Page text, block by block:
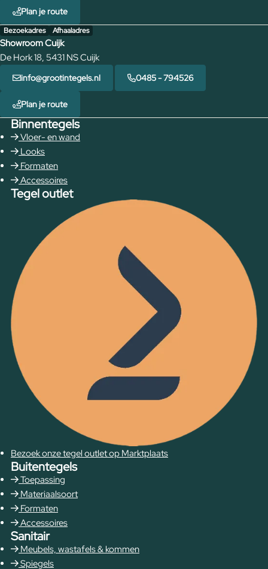
Plan je route
Bezoekadres Afhaaladres
Showroom Cuijk
De Hork 18, 5431 NS Cuijk
info@grootintegels.nl 0485 - 794526
Plan je route
Binnentegels
Vloer- en wand
Looks
Formaten
Accessoires
Tegel outlet
Bezoek onze tegel outlet op Marktplaats
Buitentegels
Toepassing
Materiaalsoort
Formaten
Accessoires
Sanitair
Meubels, wastafels & kommen
Spiegels